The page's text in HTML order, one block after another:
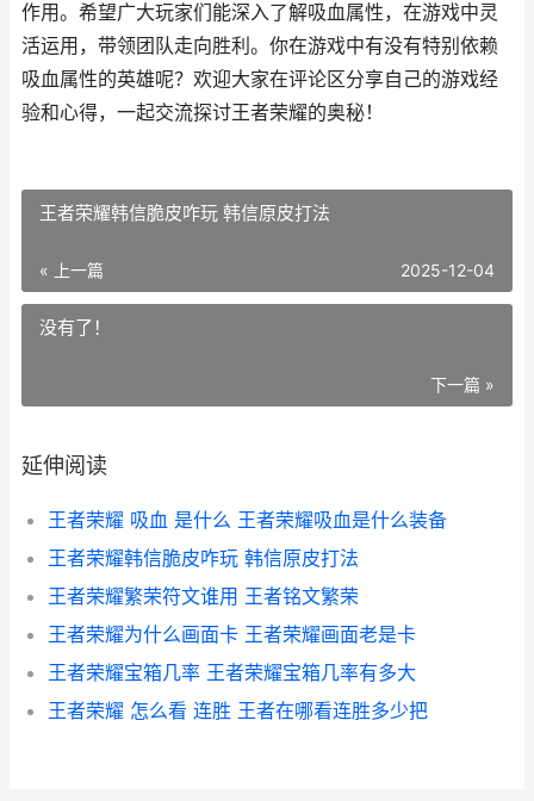
作用。希望广大玩家们能深入了解吸血属性，在游戏中灵
活运用，带领团队走向胜利。你在游戏中有没有特别依赖
吸血属性的英雄呢？欢迎大家在评论区分享自己的游戏经
验和心得，一起交流探讨王者荣耀的奥秘！
王者荣耀韩信脆皮咋玩 韩信原皮打法
« 上一篇 2025-12-04
没有了！
下一篇 »
延伸阅读
王者荣耀 吸血 是什么 王者荣耀吸血是什么装备
王者荣耀韩信脆皮咋玩 韩信原皮打法
王者荣耀繁荣符文谁用 王者铭文繁荣
王者荣耀为什么画面卡 王者荣耀画面老是卡
王者荣耀宝箱几率 王者荣耀宝箱几率有多大
王者荣耀 怎么看 连胜 王者在哪看连胜多少把